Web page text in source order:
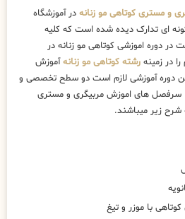
و مستری کوتاهی مو زنانه در آموزشگاه
ای تدارک دیده شده است که کلیه
در دوره اموزشی کوتاهی مو زنانه در
در زمینه رشته کوتاهی مو زنانهآموزش
دوره آموزشی لازم است دو سطح تخصصی و
سرفصل های اموزش مربیگری و مستری
شرح زیر میباشند.
با موزر و تیغ